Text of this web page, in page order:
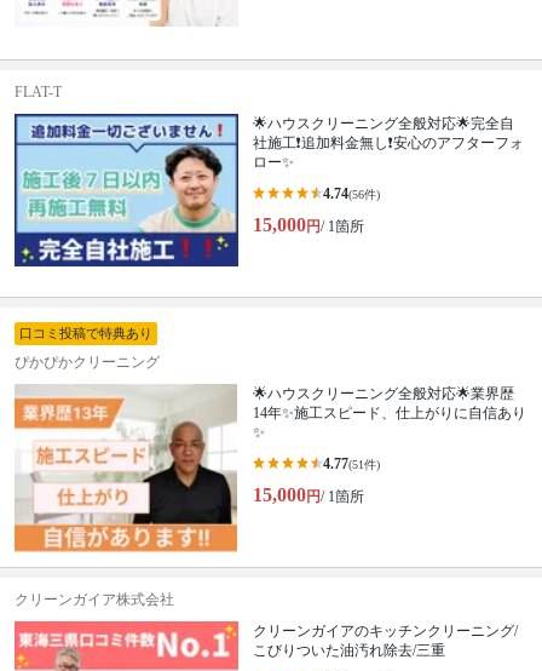
FLAT-T
🌟ハウスクリーニング全般対応🌟完全自
社施工❗️追加料金無し❗️安心のアフターフォ
ロー✨
4.74(56件)
15,000円/ 1箇所
口コミ投稿で特典あり
ぴかぴかクリーニング
🌟ハウスクリーニング全般対応🌟業界歴
14年✨施工スピード、仕上がりに自信あり
✨
4.77(51件)
15,000円/ 1箇所
クリーンガイア株式会社
クリーンガイアのキッチンクリーニング/
こびりついた油汚れ除去/三重